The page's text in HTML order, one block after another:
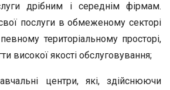
дрібним і середнім фірмам.
послуги в обмеженому секторі
територіальному просторі,
високої якості обслуговування;
центри, які, здійснюючи